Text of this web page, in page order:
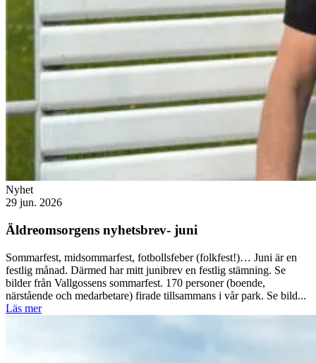
Nyhet
29 jun. 2026
Äldreomsorgens nyhetsbrev- juni
Sommarfest, midsommarfest, fotbollsfeber (folkfest!)… Juni är en
festlig månad. Därmed har mitt junibrev en festlig stämning. Se
bilder från Vallgossens sommarfest. 170 personer (boende,
närstående och medarbetare) firade tillsammans i vår park. Se bild...
Läs mer